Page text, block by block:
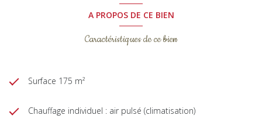
A PROPOS DE CE BIEN
Caractéristiques de ce bien
Surface 175 m²
Chauffage individuel : air pulsé (climatisation)